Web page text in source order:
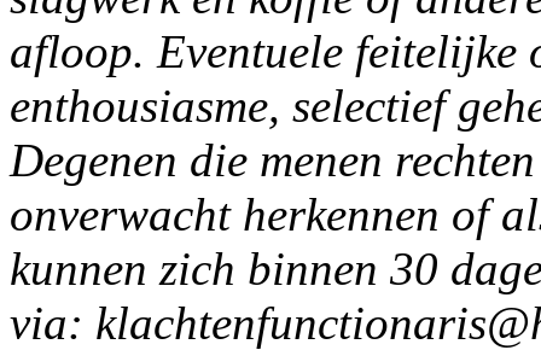
afloop. Eventuele feitelijke
enthousiasme, selectief
Degenen die menen
onverwacht herkennen of
kunnen zich binnen 30
via: